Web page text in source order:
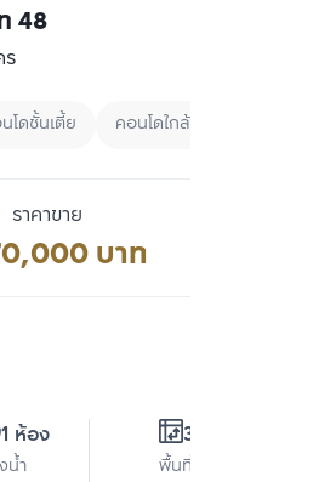
48
โดชั้นเตี้ย คอนโดใกล้ MRT
ราคาขาย
บาท
1 ห้อง
น้ำ
38 ตร.ม.
พื้นที่ใช้สอย